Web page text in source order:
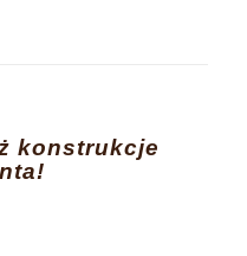
konstrukcje